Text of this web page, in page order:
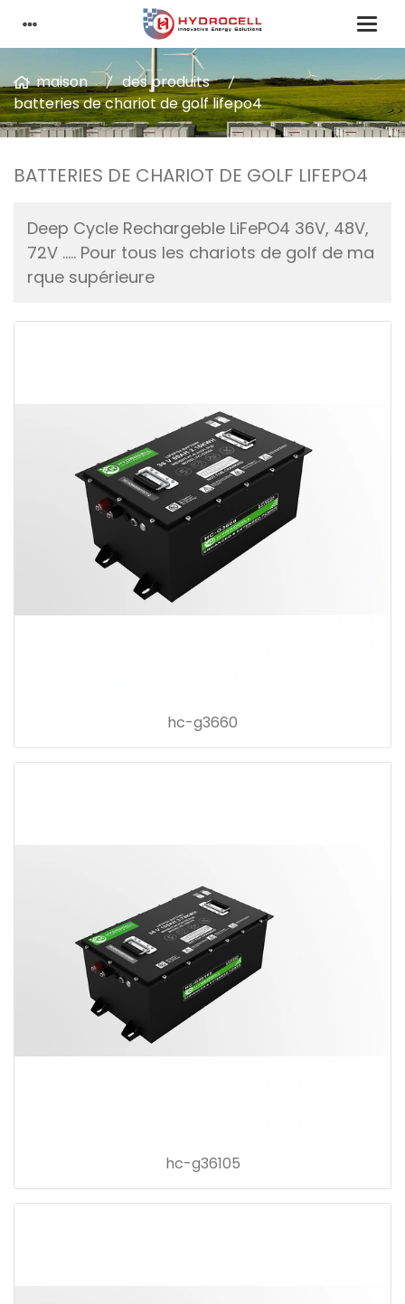
maison
des produits
batteries de chariot de golf lifepo4
BATTERIES DE CHARIOT DE GOLF LIFEPO4
Deep Cycle Rechargeble LiFePO4 36V, 48V,
72V ..... Pour tous les chariots de golf de ma
rque supérieure
hc-g3660
hc-g36105